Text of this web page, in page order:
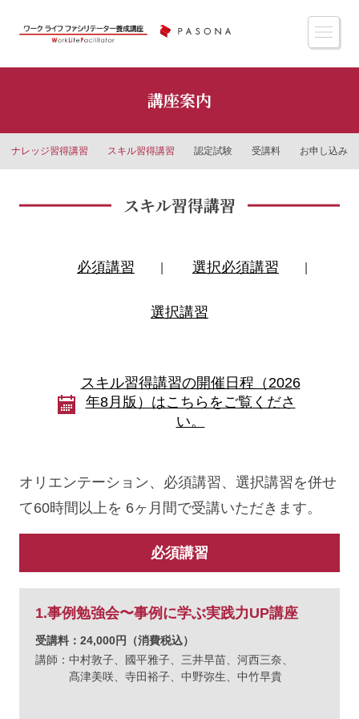
講座案内
ナレッジ習得講習 スキル習得講習 認定試験 受講料 お申し込み
スキル習得講習
必須講習 選択必須講習
選択講習
スキル習得講習の開催日程（2026
年8月版）はこちらをご覧くださ
い。
オリエンテーション、必須講習、選択講習を併せ
て60時間以上を 6ヶ月間で受講いただきます。
必須講習
1.事例勉強会〜事例に学ぶ実践力UP講座
受講料：24,000円（消費税込）
講師： 中村敦子、 國平雅子、 三井早苗、 河西三奈、
髙津美咲、 寺田裕子、 中野弥生、 中竹早貴